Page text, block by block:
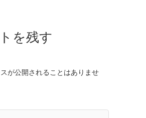
を残す
が公開されることはありませ